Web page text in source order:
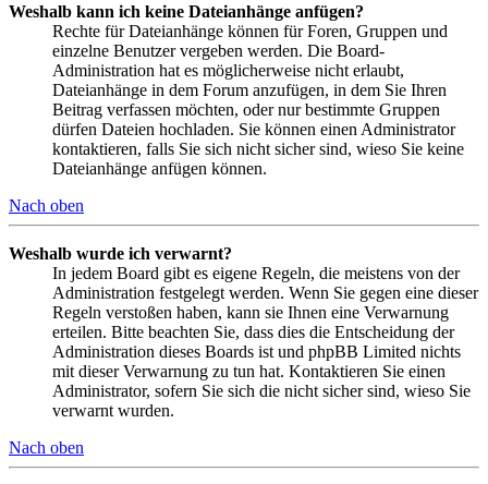
Weshalb kann ich keine Dateianhänge anfügen?
Rechte für Dateianhänge können für Foren, Gruppen und
einzelne Benutzer vergeben werden. Die Board-
Administration hat es möglicherweise nicht erlaubt,
Dateianhänge in dem Forum anzufügen, in dem Sie Ihren
Beitrag verfassen möchten, oder nur bestimmte Gruppen
dürfen Dateien hochladen. Sie können einen Administrator
kontaktieren, falls Sie sich nicht sicher sind, wieso Sie keine
Dateianhänge anfügen können.
Nach oben
Weshalb wurde ich verwarnt?
In jedem Board gibt es eigene Regeln, die meistens von der
Administration festgelegt werden. Wenn Sie gegen eine dieser
Regeln verstoßen haben, kann sie Ihnen eine Verwarnung
erteilen. Bitte beachten Sie, dass dies die Entscheidung der
Administration dieses Boards ist und phpBB Limited nichts
mit dieser Verwarnung zu tun hat. Kontaktieren Sie einen
Administrator, sofern Sie sich die nicht sicher sind, wieso Sie
verwarnt wurden.
Nach oben